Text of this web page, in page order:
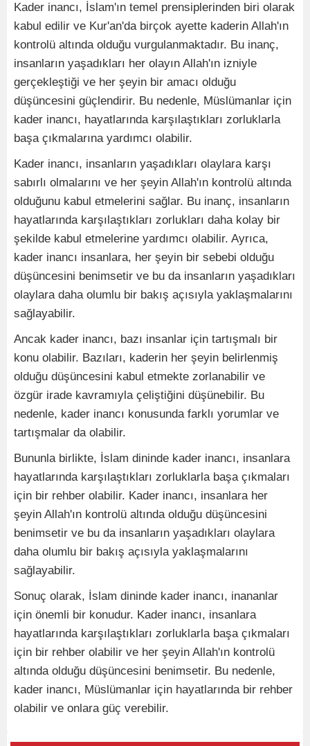
Kader inancı, İslam'ın temel prensiplerinden biri olarak
kabul edilir ve Kur'an'da birçok ayette kaderin Allah'ın
kontrolü altında olduğu vurgulanmaktadır. Bu inanç,
insanların yaşadıkları her olayın Allah'ın izniyle
gerçekleştiği ve her şeyin bir amacı olduğu
düşüncesini güçlendirir. Bu nedenle, Müslümanlar için
kader inancı, hayatlarında karşılaştıkları zorluklarla
başa çıkmalarına yardımcı olabilir.
Kader inancı, insanların yaşadıkları olaylara karşı
sabırlı olmalarını ve her şeyin Allah'ın kontrolü altında
olduğunu kabul etmelerini sağlar. Bu inanç, insanların
hayatlarında karşılaştıkları zorlukları daha kolay bir
şekilde kabul etmelerine yardımcı olabilir. Ayrıca,
kader inancı insanlara, her şeyin bir sebebi olduğu
düşüncesini benimsetir ve bu da insanların yaşadıkları
olaylara daha olumlu bir bakış açısıyla yaklaşmalarını
sağlayabilir.
Ancak kader inancı, bazı insanlar için tartışmalı bir
konu olabilir. Bazıları, kaderin her şeyin belirlenmiş
olduğu düşüncesini kabul etmekte zorlanabilir ve
özgür irade kavramıyla çeliştiğini düşünebilir. Bu
nedenle, kader inancı konusunda farklı yorumlar ve
tartışmalar da olabilir.
Bununla birlikte, İslam dininde kader inancı, insanlara
hayatlarında karşılaştıkları zorluklarla başa çıkmaları
için bir rehber olabilir. Kader inancı, insanlara her
şeyin Allah'ın kontrolü altında olduğu düşüncesini
benimsetir ve bu da insanların yaşadıkları olaylara
daha olumlu bir bakış açısıyla yaklaşmalarını
sağlayabilir.
Sonuç olarak, İslam dininde kader inancı, inananlar
için önemli bir konudur. Kader inancı, insanlara
hayatlarında karşılaştıkları zorluklarla başa çıkmaları
için bir rehber olabilir ve her şeyin Allah'ın kontrolü
altında olduğu düşüncesini benimsetir. Bu nedenle,
kader inancı, Müslümanlar için hayatlarında bir rehber
olabilir ve onlara güç verebilir.